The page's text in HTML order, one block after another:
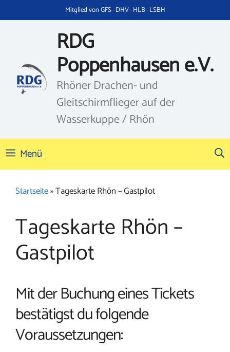
Inhalt
Mitglied von GFS · DHV · HLB · LSBH
RDG
Poppenhausen e.V.
Rhöner Drachen- und
Gleitschirmflieger auf der
Wasserkuppe / Rhön
Menü
Startseite»Tageskarte Rhön – Gastpilot
Tageskarte Rhön –
Gastpilot
Mit der Buchung eines Tickets
bestätigst du folgende
Voraussetzungen: